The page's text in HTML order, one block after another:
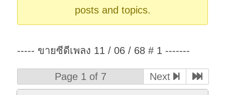
posts and topics.
----- ขายซีดีเพลง 11 / 06 / 68 # 1 -------
Page 1 of 7 Next